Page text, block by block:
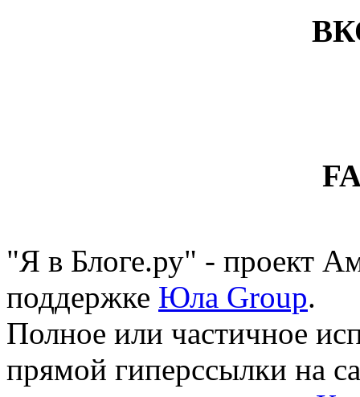
"Я в Блоге.ру" - проект
поддержке Юла Group.
Полное или частичное
прямой гиперссылки на